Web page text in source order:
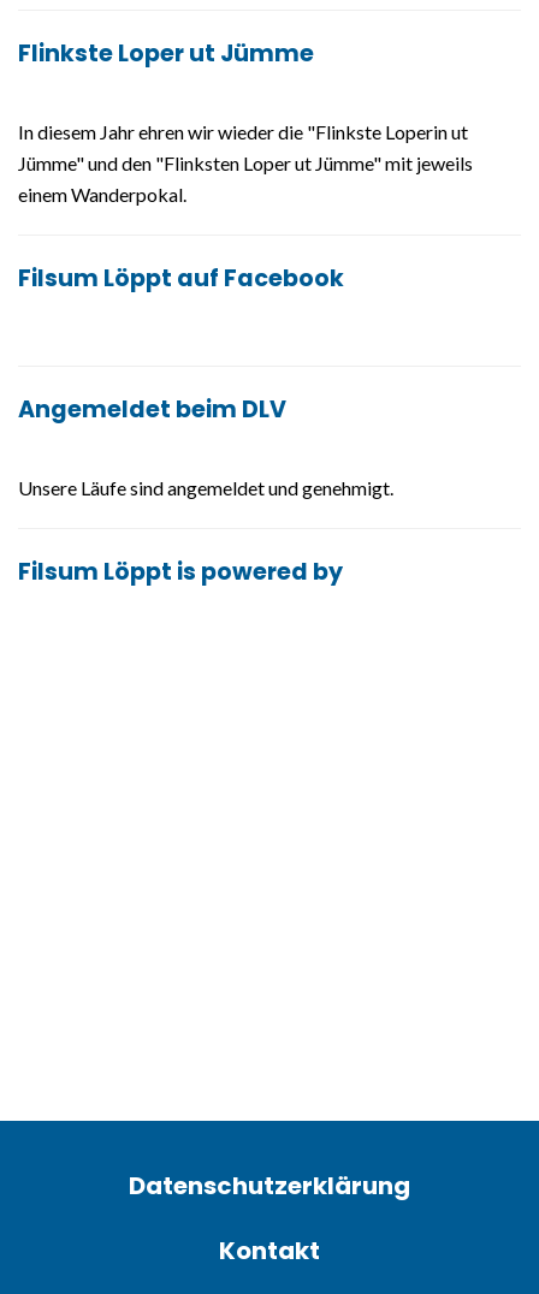
Flinkste Loper ut Jümme
In diesem Jahr ehren wir wieder die "Flinkste Loperin ut
Jümme" und den "Flinksten Loper ut Jümme" mit jeweils
einem Wanderpokal.
Filsum Löppt auf Facebook
Angemeldet beim DLV
Unsere Läufe sind angemeldet und genehmigt.
Filsum Löppt is powered by
Datenschutzerklärung
Kontakt